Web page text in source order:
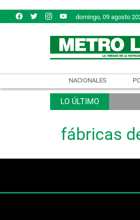
domingo, 09 agosto
NACIONALES
fábricas